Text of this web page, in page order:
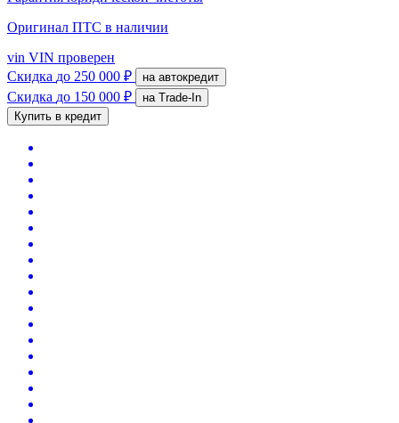
Оригинал ПТС в наличии
vin VIN проверен
Скидка до 250 000 ₽ на автокредит
Скидка до 150 000 ₽
на Trade-In
Купить в кредит